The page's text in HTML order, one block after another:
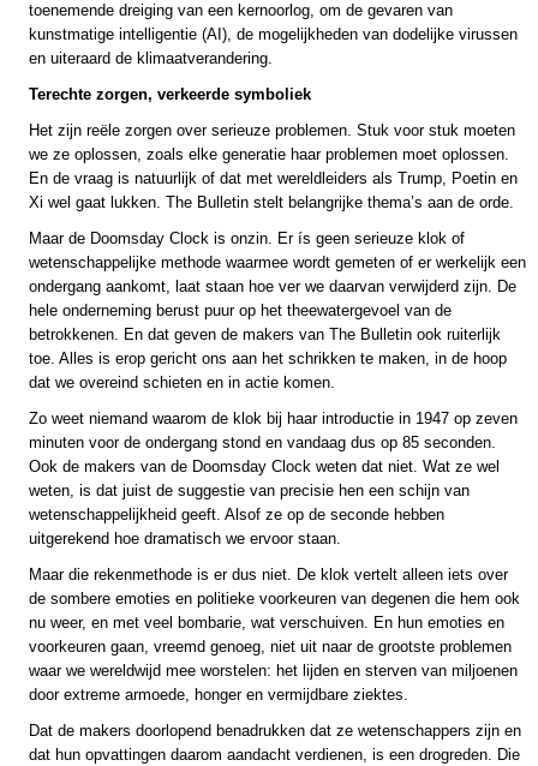
toenemende dreiging van een kernoorlog, om de gevaren van
kunstmatige intelligentie (AI), de mogelijkheden van dodelijke virussen
en uiteraard de klimaatverandering.
Terechte zorgen, verkeerde symboliek
Het zijn reële zorgen over serieuze problemen. Stuk voor stuk moeten
we ze oplossen, zoals elke generatie haar problemen moet oplossen.
En de vraag is natuurlijk of dat met wereldleiders als Trump, Poetin en
Xi wel gaat lukken. The Bulletin stelt belangrijke thema’s aan de orde.
Maar de Doomsday Clock is onzin. Er ís geen serieuze klok of
wetenschappelijke methode waarmee wordt gemeten of er werkelijk een
ondergang aankomt, laat staan hoe ver we daarvan verwijderd zijn. De
hele onderneming berust puur op het theewatergevoel van de
betrokkenen. En dat geven de makers van The Bulletin ook ruiterlijk
toe. Alles is erop gericht ons aan het schrikken te maken, in de hoop
dat we overeind schieten en in actie komen.
Zo weet niemand waarom de klok bij haar introductie in 1947 op zeven
minuten voor de ondergang stond en vandaag dus op 85 seconden.
Ook de makers van de Doomsday Clock weten dat niet. Wat ze wel
weten, is dat juist de suggestie van precisie hen een schijn van
wetenschappelijkheid geeft. Alsof ze op de seconde hebben
uitgerekend hoe dramatisch we ervoor staan.
Maar die rekenmethode is er dus niet. De klok vertelt alleen iets over
de sombere emoties en politieke voorkeuren van degenen die hem ook
nu weer, en met veel bombarie, wat verschuiven. En hun emoties en
voorkeuren gaan, vreemd genoeg, niet uit naar de grootste problemen
waar we wereldwijd mee worstelen: het lijden en sterven van miljoenen
door extreme armoede, honger en vermijdbare ziektes.
Dat de makers doorlopend benadrukken dat ze wetenschappers zijn en
dat hun opvattingen daarom aandacht verdienen, is een drogreden. Die